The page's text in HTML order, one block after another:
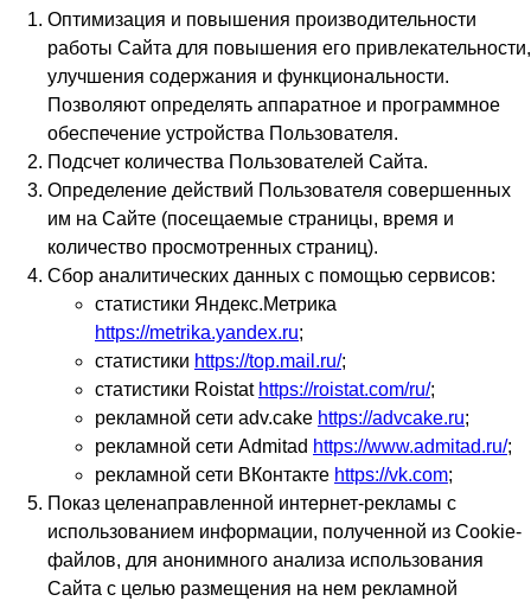
Оптимизация и повышения производительности
работы Сайта для повышения его привлекательности,
улучшения содержания и функциональности.
Позволяют определять аппаратное и программное
обеспечение устройства Пользователя.
Подсчет количества Пользователей Сайта.
Определение действий Пользователя совершенных
им на Сайте (посещаемые страницы, время и
количество просмотренных страниц).
Сбор аналитических данных с помощью сервисов:
статистики Яндекс.Метрика
https://metrika.yandex.ru;
статистики https://top.mail.ru/;
статистики Roistat https://roistat.com/ru/;
рекламной сети adv.cake https://advcake.ru;
рекламной сети Admitad https://www.admitad.ru/;
рекламной сети ВКонтакте https://vk.com;
Показ целенаправленной интернет-рекламы с
использованием информации, полученной из Сookie-
файлов, для анонимного анализа использования
Сайта с целью размещения на нем рекламной